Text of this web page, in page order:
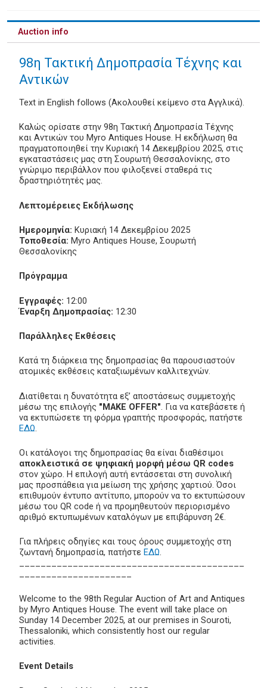
Auction info
98η Τακτική Δημοπρασία Τέχνης και
Αντικών
Text in English follows (Ακολουθεί κείμενο στα Αγγλικά).
Καλώς ορίσατε στην 98η Τακτική Δημοπρασία Τέχνης
και Αντικών του Myro Antiques House. Η εκδήλωση θα
πραγματοποιηθεί την Κυριακή 14 Δεκεμβρίου 2025, στις
εγκαταστάσεις μας στη Σουρωτή Θεσσαλονίκης, στο
γνώριμο περιβάλλον που φιλοξενεί σταθερά τις
δραστηριότητές μας.
Λεπτομέρειες Εκδήλωσης
Ημερομηνία: Κυριακή 14 Δεκεμβρίου 2025
Τοποθεσία: Myro Antiques House, Σουρωτή
Θεσσαλονίκης
Πρόγραμμα
Εγγραφές: 12:00
Έναρξη Δημοπρασίας: 12:30
Παράλληλες Εκθέσεις
Κατά τη διάρκεια της δημοπρασίας θα παρουσιαστούν
ατομικές εκθέσεις καταξιωμένων καλλιτεχνών.
Διατίθεται η δυνατότητα εξ’ αποστάσεως συμμετοχής
μέσω της επιλογής "MAKE OFFER". Για να κατεβάσετε ή
να εκτυπώσετε τη φόρμα γραπτής προσφοράς, πατήστε
ΕΔΩ.
Οι κατάλογοι της δημοπρασίας θα είναι διαθέσιμοι
αποκλειστικά σε ψηφιακή μορφή μέσω QR codes
στον χώρο. Η επιλογή αυτή εντάσσεται στη συνολική
μας προσπάθεια για μείωση της χρήσης χαρτιού. Όσοι
επιθυμούν έντυπο αντίτυπο, μπορούν να το εκτυπώσουν
μέσω του QR code ή να προμηθευτούν περιορισμένο
αριθμό εκτυπωμένων καταλόγων με επιβάρυνση 2€.
Για πλήρεις οδηγίες και τους όρους συμμετοχής στη
ζωντανή δημοπρασία, πατήστε ΕΔΩ.
Welcome to the 98th Regular Auction of Art and Antiques
by Myro Antiques House. The event will take place on
Sunday 14 December 2025, at our premises in Souroti,
Thessaloniki, which consistently host our regular
activities.
Event Details